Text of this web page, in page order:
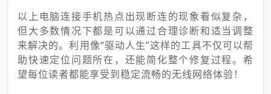
以上电脑连接手机热点出现断连的现象看似复杂，
但大多数情况下都是可以通过合理诊断和适当调整
来解决的。利用像“驱动人生”这样的工具不仅可以帮
助快速定位问题所在，还能简化整个修复过程。希
望每位读者都能享受到稳定流畅的无线网络体验！